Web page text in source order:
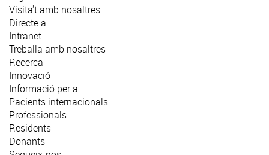
Visita't amb nosaltres
Directe a
Intranet
Treballa amb nosaltres
Recerca
Innovació
Informació per a
Pacients internacionals
Professionals
Residents
Donants